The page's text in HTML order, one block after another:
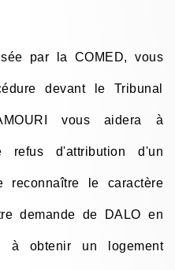
par la COMED, vous
devant le Tribunal
vous aidera à
refus d'attribution d'un
reconnaître le caractère
demande de DALO en
à obtenir un logement